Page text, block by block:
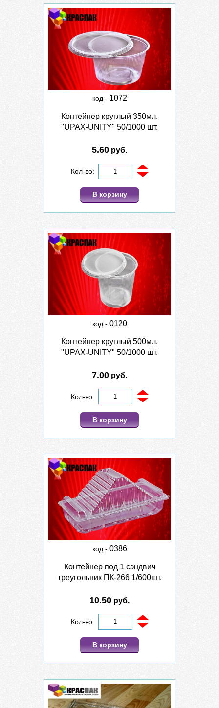
код - 1072
Контейнер круглый 350мл.
"UPAX-UNITY" 50/1000 шт.
5.60 руб.
Кол-во:
В корзину
код - 0120
Контейнер круглый 500мл.
"UPAX-UNITY" 50/1000 шт.
7.00 руб.
Кол-во:
В корзину
код - 0386
Контейнер под 1 сэндвич
треугольник ПК-266 1/600шт.
10.50 руб.
Кол-во:
В корзину